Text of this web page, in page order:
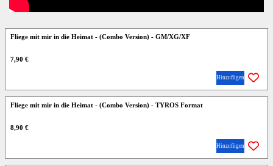
Fliege mit mir in die Heimat - (Combo Version) - GM/XG/XF
7,90 €
Hinzufügen
Fliege mit mir in die Heimat - (Combo Version) - TYROS Format
8,90 €
Hinzufügen